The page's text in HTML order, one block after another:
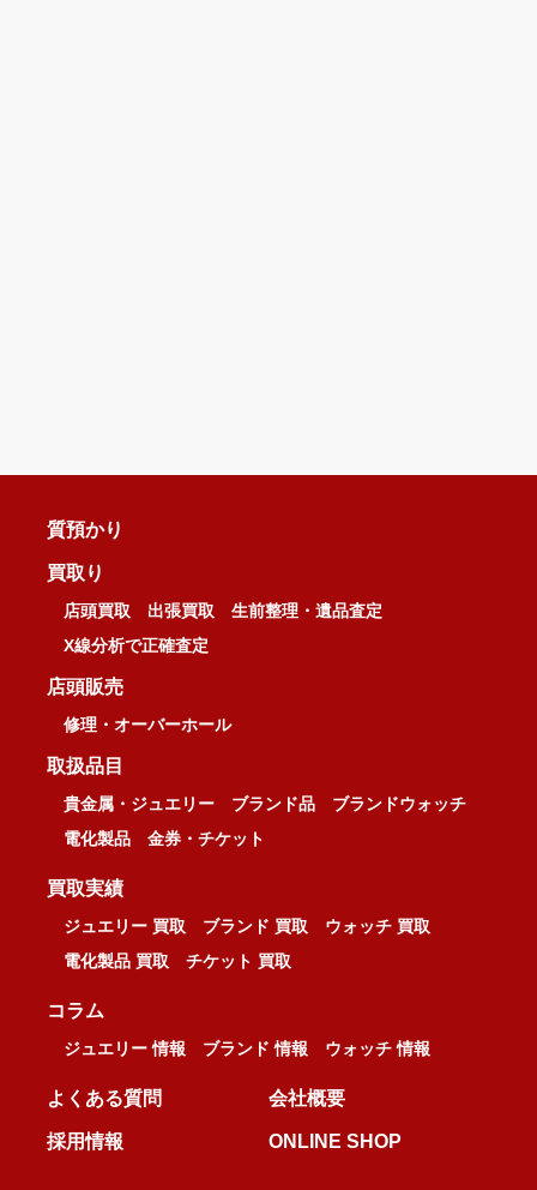
質預かり
買取り
店頭買取 出張買取
生前整理・遺品査定
X線分析で正確査定
店頭販売
修理・オーバーホール
取扱品目
貴金属・ジュエリー ブランド品
ブランドウォッチ
電化製品
金券・チケット
買取実績
ジュエリー 買取 ブランド 買取
ウォッチ 買取
電化製品 買取
チケット 買取
コラム
ジュエリー 情報 ブランド 情報 ウォッチ 情報
よくある質問 会社概要
採用情報 ONLINE SHOP